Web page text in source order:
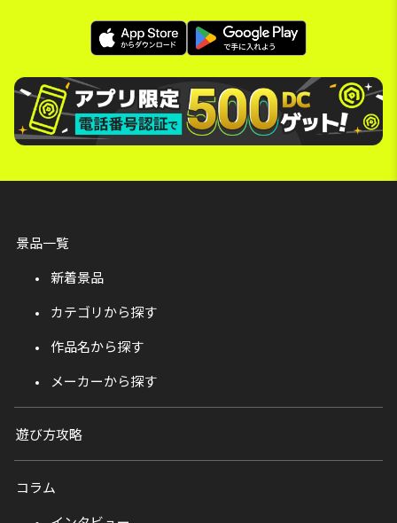
景品一覧
新着景品
カテゴリから探す
作品名から探す
メーカーから探す
遊び方攻略
コラム